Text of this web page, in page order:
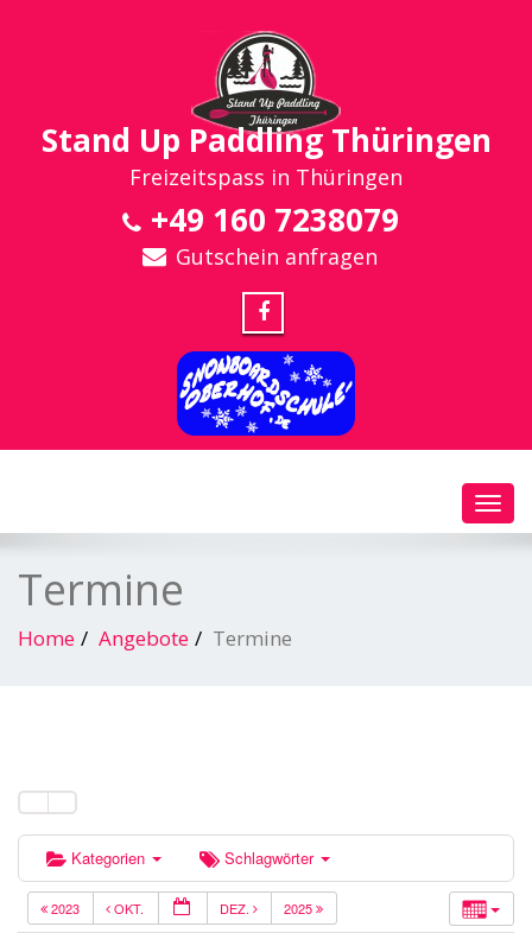
Stand Up Paddling Thüringen
Freizeitspass in Thüringen
+49 160 7238079
Gutschein anfragen
Termine
Home Angebote Termine
Kategorien Schlagwörter
2023 OKT. DEZ. 2025